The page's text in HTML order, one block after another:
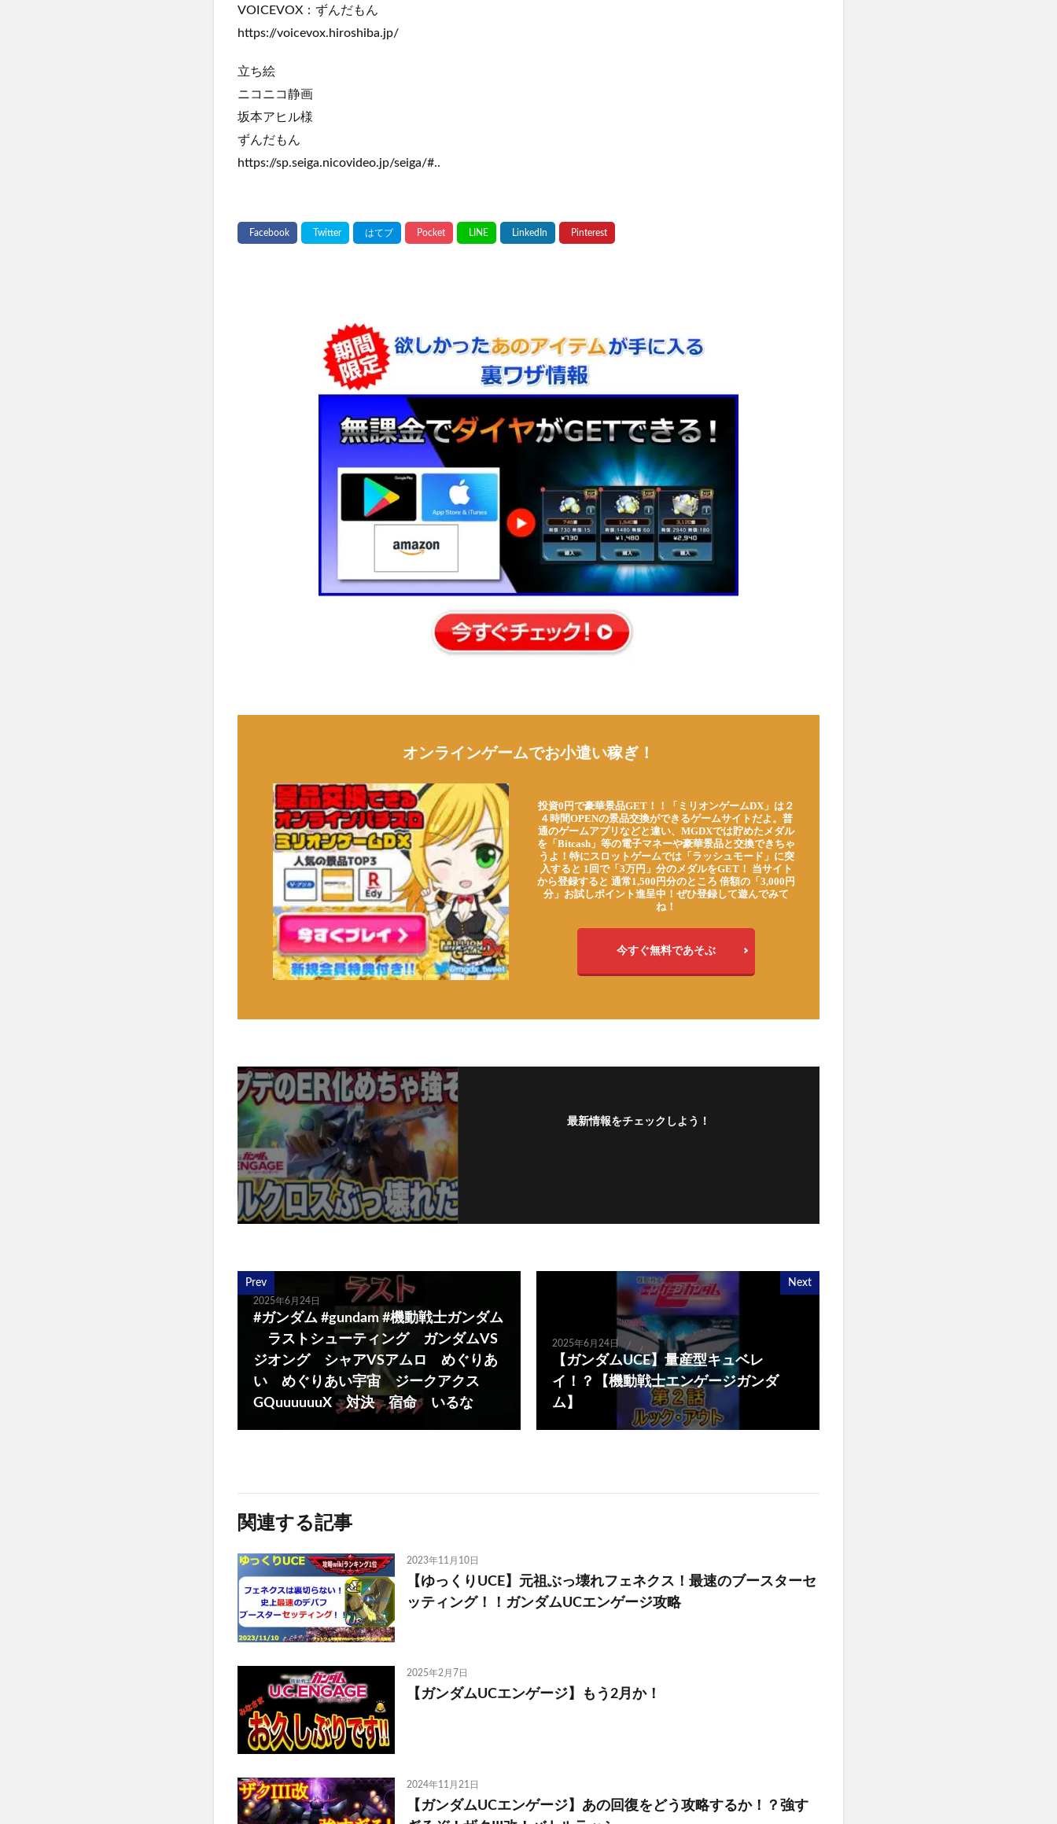
VOICEVOX：ずんだもん
https://voicevox.hiroshiba.jp/
立ち絵
ニコニコ静画
坂本アヒル様
ずんだもん
https://sp.seiga.nicovideo.jp/seiga/#..
オンラインゲームでお小遣い稼ぎ！
投資0円で豪華景品GET！！「ミリオンゲームDX」は２
４時間OPENの景品交換ができるゲームサイトだよ。普
通のゲームアプリなどと違い、MGDXでは貯めたメダル
を「Bitcash」等の電子マネーや豪華景品と交換できちゃ
うよ！特にスロットゲームでは「ラッシュモード」に突
入すると 1回で「3万円」分のメダルをGET！ 当サイト
から登録すると 通常1,500円分のところ 倍額の「3,000円
分」お試しポイント進呈中！ぜひ登録して遊んでみて
ね！
今すぐ無料であそぶ
最新情報をチェックしよう！
Prev
2025年6月24日
#ガンダム #gundam #機動戦士ガンダム
ラストシューティング ガンダムVS
ジオング シャアVSアムロ めぐりあ
い めぐりあい宇宙 ジークアクス
GQuuuuuuX 対決 宿命 いるな
Next
2025年6月24日
【ガンダムUCE】量産型キュベレ
イ！？【機動戦士エンゲージガンダ
ム】
関連する記事
2023年11月10日
【ゆっくりUCE】元祖ぶっ壊れフェネクス！最速のブースターセ
ッティング！！ガンダムUCエンゲージ攻略
2025年2月7日
【ガンダムUCエンゲージ】もう2月か！
2024年11月21日
【ガンダムUCエンゲージ】あの回復をどう攻略するか！？強す